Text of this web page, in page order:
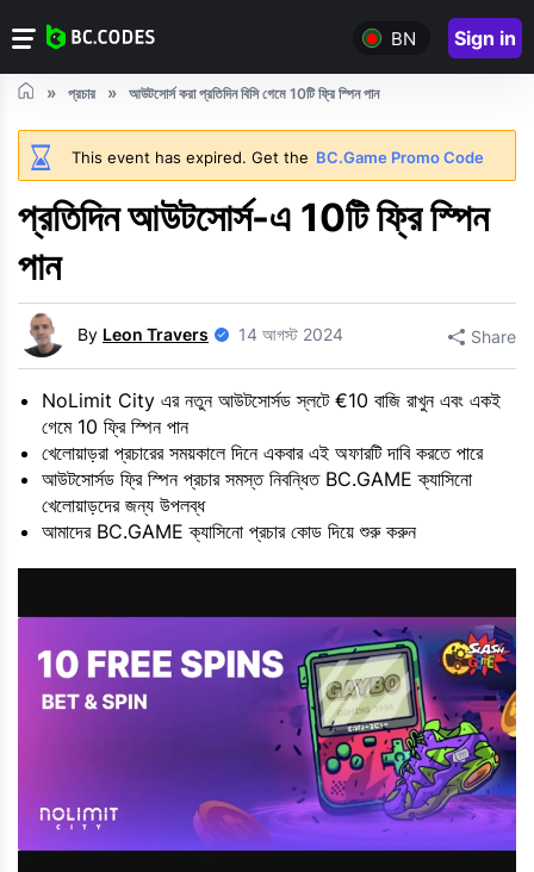
BN Sign in
প্রচার আউটসোর্স করা প্রতিদিন বিসি গেমে 10টি ফ্রি স্পিন পান
This event has expired. Get the BC.Game Promo Code
প্রতিদিন আউটসোর্স-এ 10টি ফ্রি স্পিন
পান
By Leon Travers 14 আগস্ট 2024 Share
NoLimit City এর নতুন আউটসোর্সড স্লটে €10 বাজি রাখুন এবং একই
গেমে 10 ফ্রি স্পিন পান
খেলোয়াড়রা প্রচারের সময়কালে দিনে একবার এই অফারটি দাবি করতে পারে
আউটসোর্সড ফ্রি স্পিন প্রচার সমস্ত নিবন্ধিত BC.GAME ক্যাসিনো
খেলোয়াড়দের জন্য উপলব্ধ
আমাদের BC.GAME ক্যাসিনো প্রচার কোড দিয়ে শুরু করুন